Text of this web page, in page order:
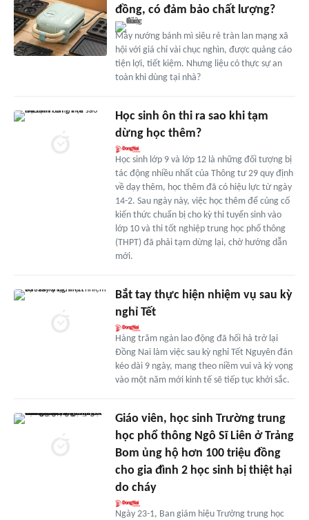
đồng, có đảm bảo chất lượng?
Máy nướng bánh mì siêu rẻ tràn lan mạng xã
hội với giá chỉ vài chục nghìn, được quảng cáo
tiện lợi, tiết kiệm. Nhưng liệu có thực sự an
toàn khi dùng tại nhà?
Học sinh ôn thi ra sao khi tạm
dừng học thêm?
Học sinh lớp 9 và lớp 12 là những đối tượng bị
tác động nhiều nhất của Thông tư 29 quy định
về dạy thêm, học thêm đã có hiệu lực từ ngày
14-2. Sau ngày này, việc học thêm để củng cố
kiến thức chuẩn bị cho kỳ thi tuyển sinh vào
lớp 10 và thi tốt nghiệp trung học phổ thông
(THPT) đã phải tạm dừng lại, chờ hướng dẫn
mới.
Bắt tay thực hiện nhiệm vụ sau kỳ
nghỉ Tết
Hàng trăm ngàn lao động đã hối hả trở lại
Đồng Nai làm việc sau kỳ nghỉ Tết Nguyên đán
kéo dài 9 ngày, mang theo niềm vui và kỳ vọng
vào một năm mới kinh tế sẽ tiếp tục khởi sắc.
Giáo viên, học sinh Trường trung
học phổ thông Ngô Sĩ Liên ở Trảng
Bom ủng hộ hơn 100 triệu đồng
cho gia đình 2 học sinh bị thiệt hại
do cháy
Ngày 23-1, Ban giám hiệu Trường trung học